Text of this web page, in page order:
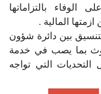
الوفاء بالتزاماتها
المالية .
بين دائرة شؤون
بما يصب في خدمة
التحديات التي تواجه